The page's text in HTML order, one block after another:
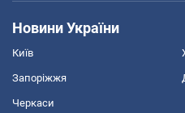
Новини України
Київ
Запоріжжя
Черкаси